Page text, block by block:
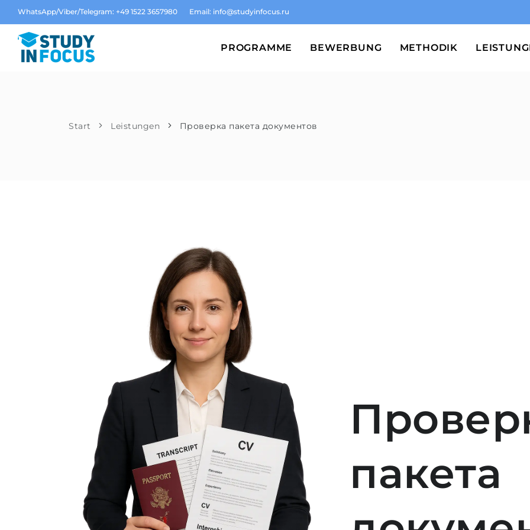
WhatsApp/Viber/Telegram: +49 1522 3657980 Email: info@studyinfocus.ru
PROGRAMME BEWERBUNG METHODIK
Start Leistungen Проверка пакета документов
пакета